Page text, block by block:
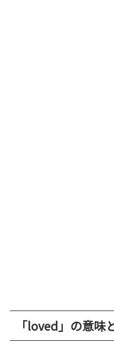
「loved」の意味